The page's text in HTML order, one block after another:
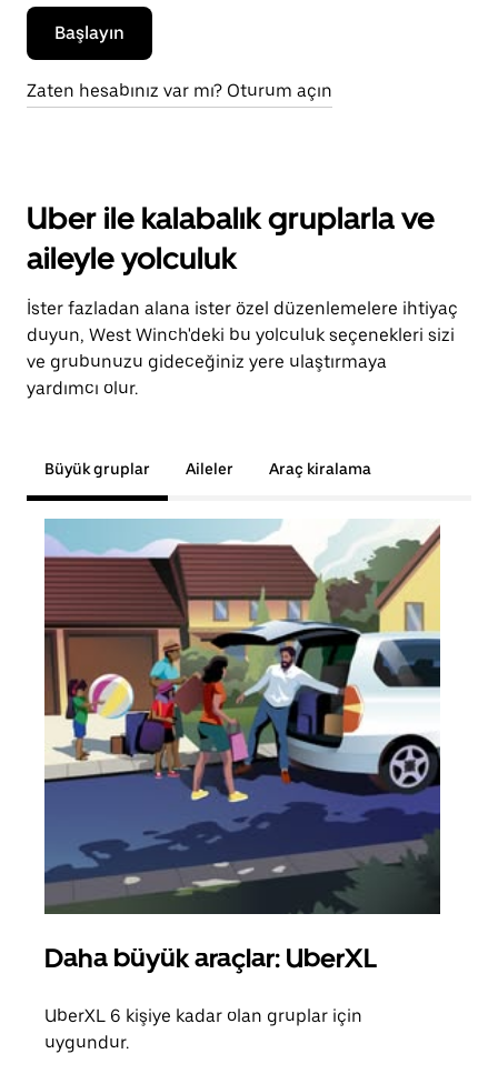
Başlayın
Zaten hesabınız var mı? Oturum açın
Uber ile kalabalık gruplarla ve
aileyle yolculuk
İster fazladan alana ister özel düzenlemelere ihtiyaç
duyun, West Winch'deki bu yolculuk seçenekleri sizi
ve grubunuzu gideceğiniz yere ulaştırmaya
yardımcı olur.
Büyük gruplar Aileler Araç kiralama
Daha büyük araçlar: UberXL
UberXL 6 kişiye kadar olan gruplar için
uygundur.